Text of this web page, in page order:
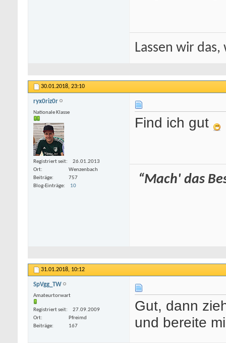
Lassen wir
30.01.2018, 23:10
ryx0riz0r
Nationale Klasse
Registriert seit
26.01.2013
Ort
Wenzenbach
Beiträge
757
Blog-Einträge
10
Find ich gut
“Mach' das
31.01.2018, 10:12
SpVgg_TW
Amateurtorwart
Registriert seit
27.09.2009
Ort
Pfreimd
Beiträge
167
Gut, dann
und bereite